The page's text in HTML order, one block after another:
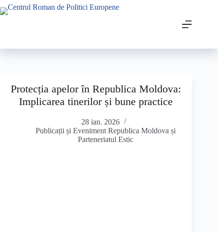
Protecția apelor în Republica Moldova:
Implicarea tinerilor și bune practice
28 ian. 2026
Publicații și Eveniment Republica Moldova și
Parteneriatul Estic